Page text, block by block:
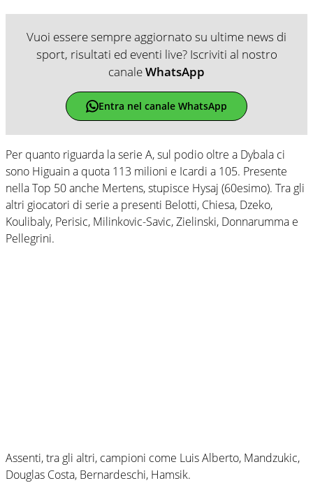
Vuoi essere sempre aggiornato su ultime news di
sport, risultati ed eventi live? Iscriviti al nostro
canaleWhatsApp
Entra nel canale WhatsApp
Per quanto riguarda la serie A, sul podio oltre a Dybala ci
sono Higuain a quota 113 milioni e Icardi a 105. Presente
nella Top 50 anche Mertens, stupisce Hysaj (60esimo). Tra gli
altri giocatori di serie a presenti Belotti, Chiesa, Dzeko,
Koulibaly, Perisic, Milinkovic-Savic, Zielinski, Donnarumma e
Pellegrini.
Assenti, tra gli altri, campioni come Luis Alberto, Mandzukic,
Douglas Costa, Bernardeschi, Hamsik.